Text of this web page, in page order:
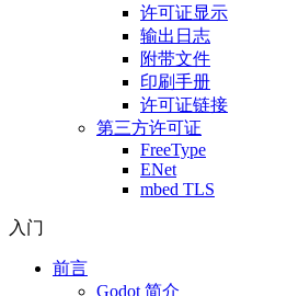
许可证显示
输出日志
附带文件
印刷手册
许可证链接
第三方许可证
FreeType
ENet
mbed TLS
入门
前言
Godot 简介